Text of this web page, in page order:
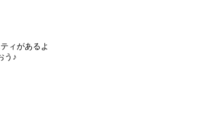
ィがあるよ
う♪